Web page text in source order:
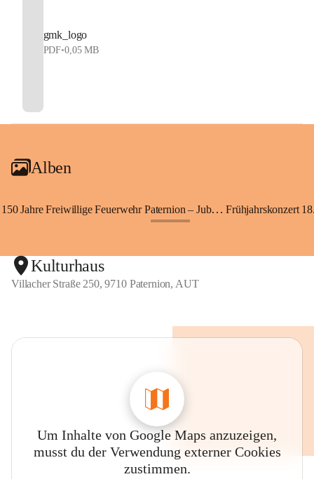
gmk_logo
PDF•0,05 MB
Alben
150 Jahre Freiwillige Feuerwehr Paternion – Jubiläumsfest Frühjahrskonzert
Kulturhaus
Villacher Straße 250, 9710 Paternion, AUT
Um Inhalte von Google Maps anzuzeigen,
musst du der Verwendung externer Cookies
zustimmen.